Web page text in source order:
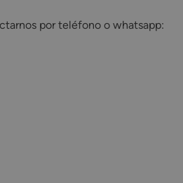
por teléfono o whatsapp: